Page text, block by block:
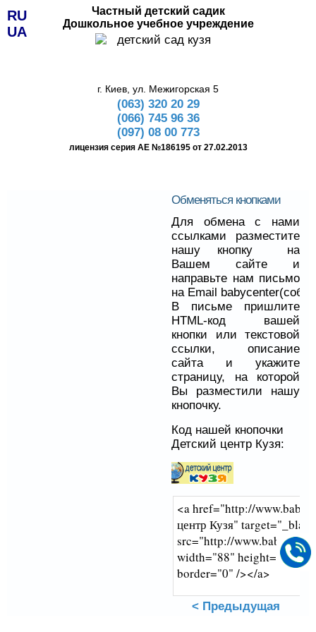
RU
UA
Частный детский садик
Дошкольное учебное учреждение
г. Киев, ул. Межигорская 5
(063) 320 20 29
(066) 745 96 36
(097) 08 00 773
лицензия серия АЕ №186195 от 27.02.2013
Обменяться кнопками
Для обмена с нами
ссылками разместите
нашу кнопку на
Вашем сайте и
направьте нам письмо
на Email
В письме пришлите
HTML-код вашей
кнопки или текстовой
ссылки, описание
сайта и укажите
страницу, на которой
Вы разместили нашу
кнопочку.
Код нашей кнопочки
Детский центр Кузя:
< Предыдущая